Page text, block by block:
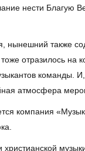
нести Благую
нынешний также
отразилось на
команды.
атмосфера
компания